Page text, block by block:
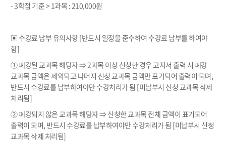
- 3학점 기준 > 1과목 : 210,000원
▣ 수강료 납부 유의사항 [반드시 일정을 준수하여 수강료 납부를 하여야
함]
① 폐강된 교과목 해당자 ⇒ 2과목 이상 신청한 경우 고지서 출력 시 폐강
교과목 금액은 제외되고 나머지 신청 교과목 금액만 표기되어 출력이 되며,
반드시 수강료를 납부하여야만 수강처리가 됨 [미납부시 신청 교과목 삭제
처리됨]
② 폐강되지 않은 교과목 해당자 ⇒ 신청한 교과목 전체 금액이 표기되어
출력이 되며, 반드시 수강료를 납부하여야만 수강처리가 됨 [미납부시 신청
교과목 삭제 처리됨]